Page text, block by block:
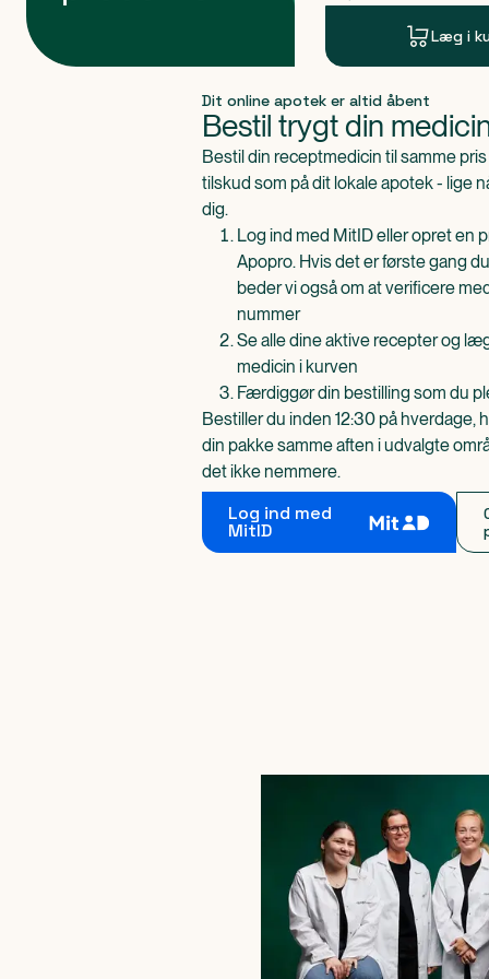
Læg i
Dit online apotek er altid åbent
Bestil trygt din
Bestil din receptmedicin til samme
tilskud som på dit lokale apotek - lige
dig.
Log ind med MitID eller opret en
Apopro. Hvis det er første gang
beder vi også om at verificere
nummer
Se alle dine aktive recepter og
medicin i kurven
Færdiggør din bestilling som du
Bestiller du inden 12:30 på hverdage,
din pakke samme aften i udvalgte
det ikke nemmere.
Log ind med
MitID